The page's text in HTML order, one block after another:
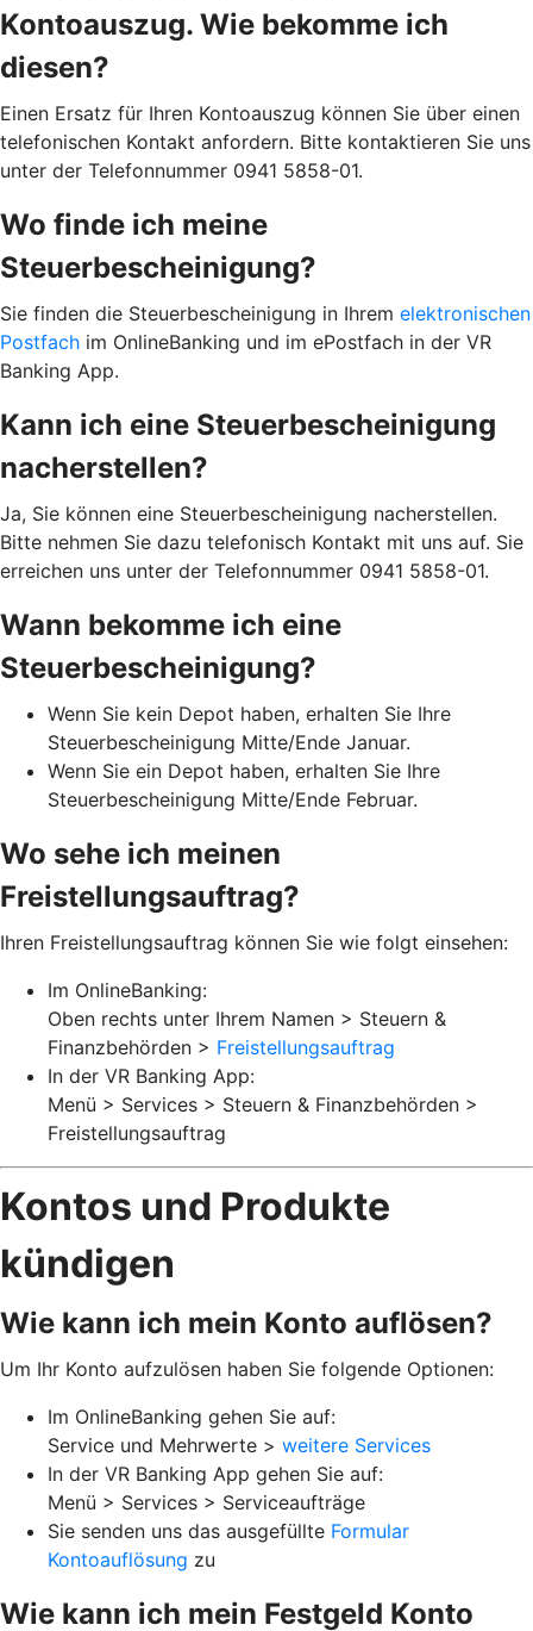
Kontoauszug. Wie bekomme ich
diesen?
Einen Ersatz für Ihren Kontoauszug können Sie über einen
telefonischen Kontakt anfordern. Bitte kontaktieren Sie uns
unter der Telefonnummer 0941 5858-01.
Wo finde ich meine
Steuerbescheinigung?
Sie finden die Steuerbescheinigung in Ihrem elektronischen
Postfach im OnlineBanking und im ePostfach in der VR
Banking App.
Kann ich eine Steuerbescheinigung
nacherstellen?
Ja, Sie können eine Steuerbescheinigung nacherstellen.
Bitte nehmen Sie dazu telefonisch Kontakt mit uns auf. Sie
erreichen uns unter der Telefonnummer 0941 5858-01.
Wann bekomme ich eine
Steuerbescheinigung?
Wenn Sie kein Depot haben, erhalten Sie Ihre
Steuerbescheinigung Mitte/Ende Januar.
Wenn Sie ein Depot haben, erhalten Sie Ihre
Steuerbescheinigung Mitte/Ende Februar.
Wo sehe ich meinen
Freistellungsauftrag?
Ihren Freistellungsauftrag können Sie wie folgt einsehen:
Im OnlineBanking:
Oben rechts unter Ihrem Namen > Steuern &
Finanzbehörden > Freistellungsauftrag
In der VR Banking App:
Menü > Services > Steuern & Finanzbehörden >
Freistellungsauftrag
Kontos und Produkte
kündigen
Wie kann ich mein Konto auflösen?
Um Ihr Konto aufzulösen haben Sie folgende Optionen:
Im OnlineBanking gehen Sie auf:
Service und Mehrwerte > weitere Services
In der VR Banking App gehen Sie auf:
Menü > Services > Serviceaufträge
Sie senden uns das ausgefüllte Formular
Kontoauflösung zu
Wie kann ich mein Festgeld Konto